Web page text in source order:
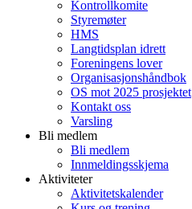
Kontrollkomite
Styremøter
HMS
Langtidsplan idrett
Foreningens lover
Organisasjonshåndbok
OS mot 2025 prosjektet
Kontakt oss
Varsling
Bli medlem
Bli medlem
Innmeldingsskjema
Aktiviteter
Aktivitetskalender